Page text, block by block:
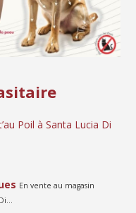
Poil à Santa Lucia Di
En vente au magasin